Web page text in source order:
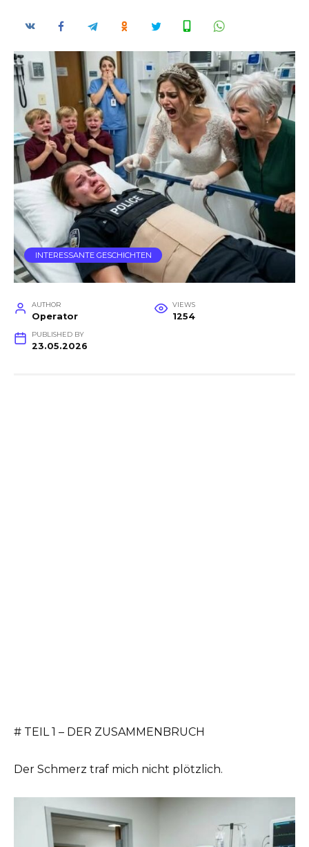
INTERESSANTE GESCHICHTEN
AUTHOR
Operator
VIEWS
1254
PUBLISHED BY
23.05.2026
# TEIL 1 – DER ZUSAMMENBRUCH
Der Schmerz traf mich nicht plötzlich.